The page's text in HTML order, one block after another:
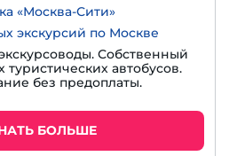
«Москва-Сити»
экскурсий по Москве
Собственный
автобусов.
без предоплаты.
БОЛЬШЕ